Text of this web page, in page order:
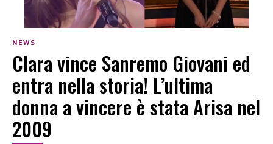
NEWS
Clara vince Sanremo Giovani ed
entra nella storia! L’ultima
donna a vincere è stata Arisa nel
2009